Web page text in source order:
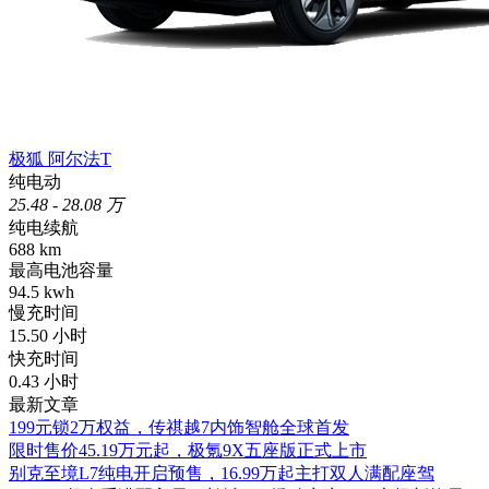
极狐 阿尔法T
纯电动
25.48 - 28.08 万
纯电续航
688 km
最高电池容量
94.5 kwh
慢充时间
15.50 小时
快充时间
0.43 小时
最新文章
199元锁2万权益，传祺越7内饰智舱全球首发
限时售价45.19万元起，极氪9X五座版正式上市
别克至境L7纯电开启预售，16.99万起主打双人满配座驾